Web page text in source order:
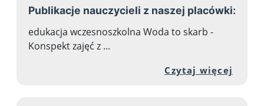
Publikacje nauczycieli z naszej placówki:
edukacja wczesnoszkolna Woda to skarb -
Konspekt zajęć z ...
Czytaj więcej